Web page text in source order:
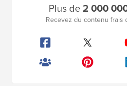
Plus de2 000
Recevez du contenu frais